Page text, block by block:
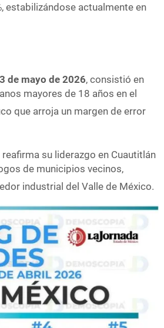
estabilizándose actualmente en
de mayo de 2026, consistió en
mayores de 18 años en el
que arroja un margen de error
su liderazgo en Cuautitlán
de municipios vecinos,
industrial del Valle de México.